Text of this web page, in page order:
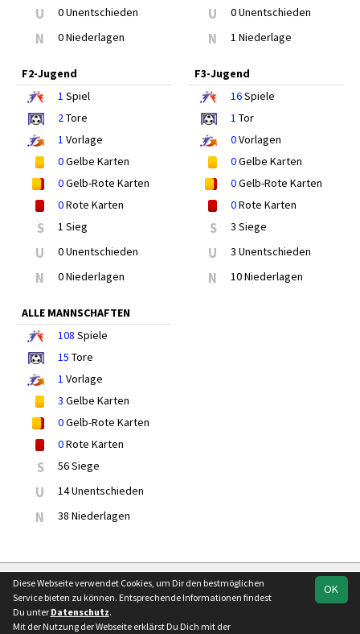
U 0 Unentschieden
N 0 Niederlagen
U 0 Unentschieden
N 1 Niederlage
F2-Jugend
1 Spiel
2Tore
1 Vorlage
0Gelbe Karten
0Gelb-Rote Karten
0Rote Karten
S 1 Sieg
U 0 Unentschieden
N 0 Niederlagen
F3-Jugend
16Spiele
1 Tor
0Vorlagen
0Gelbe Karten
0Gelb-Rote Karten
0Rote Karten
S 3 Siege
U 3 Unentschieden
N 10 Niederlagen
ALLE MANNSCHAFTEN
108 Spiele
15 Tore
1 Vorlage
3 Gelbe Karten
0Gelb-Rote Karten
0Rote Karten
S 56 Siege
U 14 Unentschieden
N 38 Niederlagen
soccero.de
Besucherstatistik
OK
Diese Webseite verwendet Cookies, um Dir den bestmöglichen
Service bieten zu können. Entsprechende Informationen findest
Du unter Datenschutz.
Mit der Nutzung der Webseite erklärst Du Dich mit der